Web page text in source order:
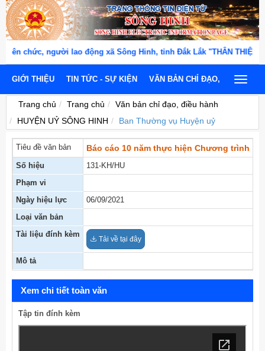
người lao động xã Sông Hinh, tỉnh Đắk Lắk "THÂN THIỆN,
GIỚI THIỆU TIN TỨC - SỰ KIỆN VĂN BẢN CHỈ ĐẠO, ĐIỀU HÀNH
Toggle
Trang chủ Trang chủ
Văn bản chỉ đạo, điều hành
HUYỆN UỶ SÔNG HINH
Ban Thường vụ Huyện uỷ
Tiêu đề văn bản Báo cáo 10 năm thực hiện Chương trình
Số hiệu
131-KH/HU
Phạm vi
Ngày hiệu lực
06/09/2021
Loại văn bản
Tài liệu đính kèm
Tải về tại đây
Mô tả
Xem chi tiết toàn văn
Tập tin đính kèm